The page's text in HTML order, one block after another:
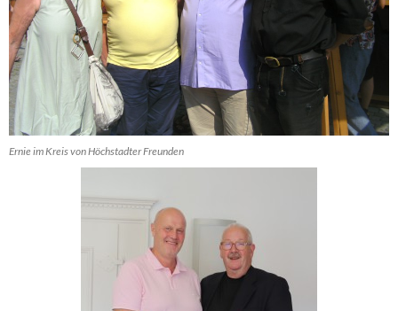
Ernie im Kreis von Höchstadter Freunden